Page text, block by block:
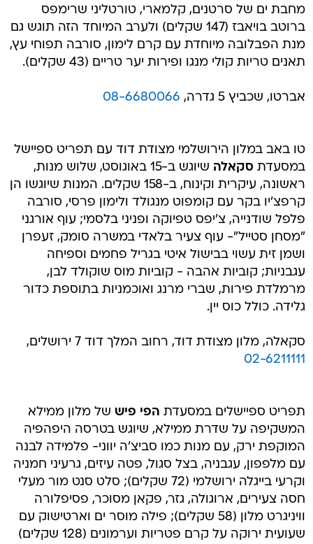
מחבת ים של סרטנים, קלמארי, טורטליני שרימפס
ברוטב בויאבז (147 שקלים) ולערב המיוחד הזה תוגש גם
מנת הפבלובה מיוחדת עם קרם לימון, סורבה תפוחי עץ,
תאנים טריות קולי מנגו ופירות יער טריים (43 שקלים).
אברטו, שכביץ 5 גדרה, 08-6680066
טו באב במלון הירושלמי מצודת דוד עם תפריט ספיישל
במסעדתסקאלה
שיוגש ב-15 באוגוסט, שלוש מנות,
ראשונה, עיקרית וקינוח, ב-158 שקלים. המנות שיוגשו הן
קרפצ'יו בקר עם קומפוט מנגולד ולימון פרסי, סורבה
פלפל שודנייה, צ'יפס טפיוקה ופניני בלסמי; עוף אורגני
"מסחן סטייל"- עוף צעיר בלאדי במשרה סומק, זעפרן
ושמן זית עשוי בבישול איטי בגריל פחמים וספיחה
עגבניות; קוביות אהבה - קוביות מוס שוקולד לבן,
מרמלדת פירות, שברי מרנג ואוכמניות בתוספת כדור
גלידה. כולל כוס יין.
סקאלה, מלון מצודת דוד, רחוב המלך דוד 7 ירושלים,
02-6211111
תפריט ספיישלים במסעדת הפי פיש של מלון ממילא
המשקיפה על שדרת ממילא, שיוגש בטרסה היפהפיה
המוקפת ירק, עם מנות כמו סביצ'ה יווני- פלמידה לבנה
עם מלפפון, עגבניה, בצל סגול, פטה עיזים, גרעיני חמניה
וקרעי בייגלה ירושלמי (72 שקלים); סלט סנט מור מעלי
חסה צעירים, ארוגולה, גזר, פקאן מסוכר, פסיפלורה
וויניגרט מלון (58 שקלים); פילה מוסר ים וארטישוק עם
שעועית ירוקה על קרם פטריות וערמונים (128 שקלים)